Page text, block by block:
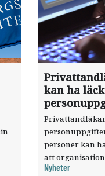
kan ha
personer kan
att
utnyttjats
Nyheter